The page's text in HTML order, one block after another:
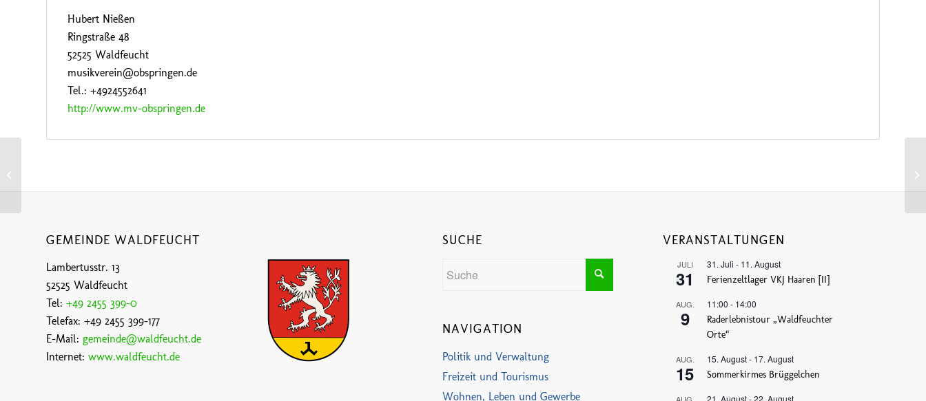
Hubert Nießen
Ringstraße 48
52525 Waldfeucht
musikverein@obspringen.de
Tel.: +4924552641
http://www.mv-obspringen.de
GEMEINDE WALDFEUCHT
Lambertusstr. 13
52525 Waldfeucht
Tel: +49 2455 399-0
Telefax: +49 2455 399-177
E-Mail: gemeinde@waldfeucht.de
Internet: www.waldfeucht.de
SUCHE
NAVIGATION
Politik und Verwaltung
Freizeit und Tourismus
Wohnen, Leben und Gewerbe
VERANSTALTUNGEN
JULI
31
31. Juli - 11. August
Ferienzeltlager VKJ Haaren [II]
AUG.
9
11:00 - 14:00
Raderlebnistour „Waldfeuchter
Orte“
AUG.
15
15. August- 17. August
Sommerkirmes Brüggelchen
AUG. 21. August-22. August